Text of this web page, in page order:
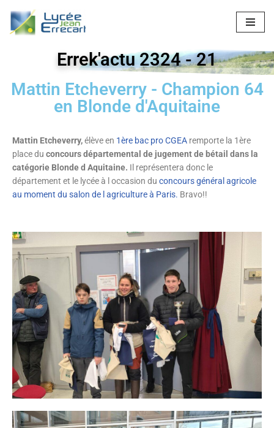
Aller
Errek'actu 2324 - 21
Mattin Etcheverry - Champion 64
en Blonde d'Aquitaine
Mattin Etcheverry,élève en 1ère bac pro CGEA remporte la 1ère
place du concours départemental de jugement de bétail dans la
catégorie Blonde d Aquitaine. Il représentera donc le
département et le lycée à l occasion du concours général agricole
au moment du salon de l agriculture à Paris. Bravo!!